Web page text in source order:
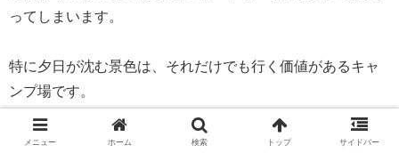
ってしまいます。
特に夕日が沈む景色は、それだけでも行く価値があるキャ
ンプ場です。
気になった方はぜひチェックしてくださいね。
メニュー ホーム 検索 トップ サイドバー